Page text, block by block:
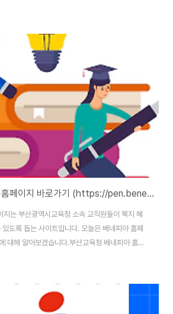
main.do 탄소중립포인트 녹색생활실천일
니다.cpoint.or.kr 탄소중립 포인트 녹색생활
중립 포인트 녹색생활실천 홈페이지 주소는
main.do)입니다. 홈페이지 이용을 위해서
을 완료해야 합니다. 탄소중립포인트 녹색생활 실
부산교육청 베네피아 홈페이지 바로가기 (https://pen.benepia.co.kr)
는 부산광역시교육청 소속 교직원들이 복지 혜
도록 돕는 사이트입니다. 오늘은 베네피아 홈페
대해 알아보겠습니다.부산교육청 베네피아 홈페
login/login.do 로그인 | 베네피아베네
는 교직원, 공무원, 지방자치단체 소속 근로자
비스를 제공하는 통합 플랫폼입니다. 부산교육청